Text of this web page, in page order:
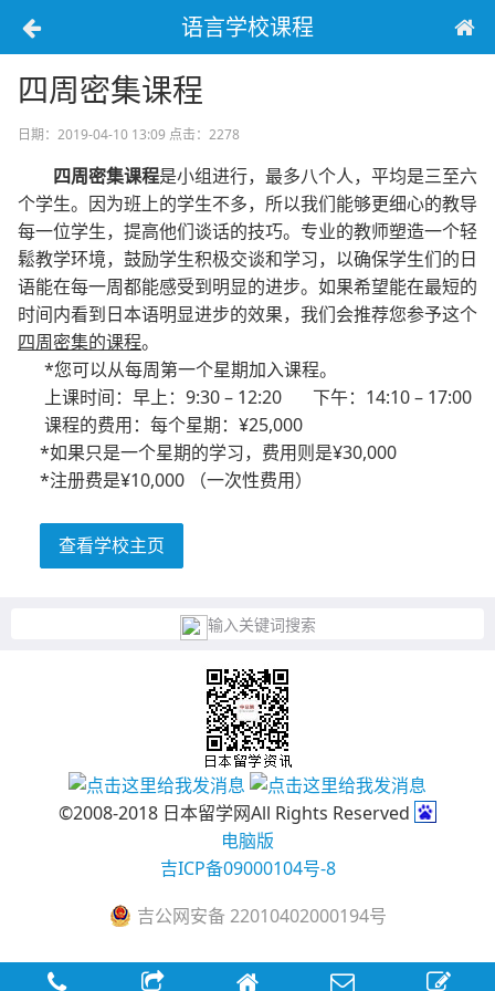
语言学校课程
四周密集课程
日期：2019-04-10 13:09 点击：2278
四周密集课程是小组进行，最多八个人，平均是三至六
个学生。因为班上的学生不多，所以我们能够更细心的教导
每一位学生，提高他们谈话的技巧。专业的教师塑造一个轻
鬆教学环境，鼓励学生积极交谈和学习，以确保学生们的日
语能在每一周都能感受到明显的进步。如果希望能在最短的
时间内看到日本语明显进步的效果，我们会推荐您参予这个
四周密集的课程。
*您可以从每周第一个星期加入课程。
上课时间：早上：9:30 – 12:20 下午：14:10 – 17:00
课程的费用：每个星期：¥25,000
*如果只是一个星期的学习，费用则是¥30,000
*注册费是¥10,000 （一次性费用）
查看学校主页
输入关键词搜索
©2008-2018 日本留学网All Rights Reserved
电脑版
吉ICP备09000104号-8
吉公网安备 22010402000194号